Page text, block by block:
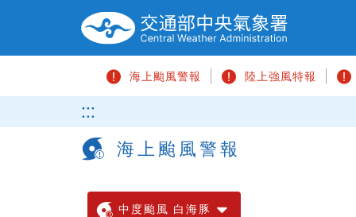
容
海上颱風警報 陸上強風特報
請
輸
入
關
字
:::
海上颱風警報
中度颱風 白海豚